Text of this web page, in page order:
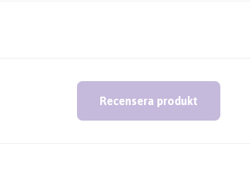
Recensera produkt